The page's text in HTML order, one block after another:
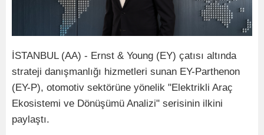
İSTANBUL (AA) - Ernst & Young (EY) çatısı altında
strateji danışmanlığı hizmetleri sunan EY-Parthenon
(EY-P), otomotiv sektörüne yönelik "Elektrikli Araç
Ekosistemi ve Dönüşümü Analizi" serisinin ilkini
paylaştı.